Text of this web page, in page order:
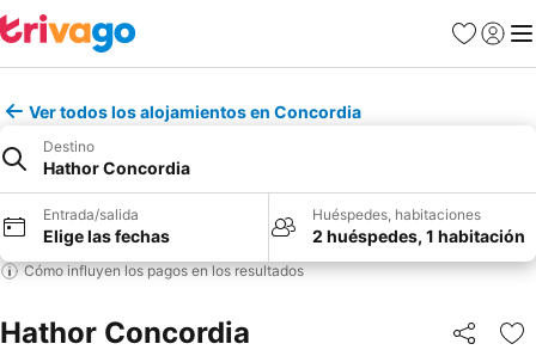
Favoritos
Iniciar
Ver todos los alojamientos en Concordia
Destino
Hathor Concordia
Entrada/salida
Elige las fechas
Huéspedes, habitaciones
2 huéspedes, 1 habitación
Cómo influyen los pagos en los resultados
Hathor Concordia Compartir